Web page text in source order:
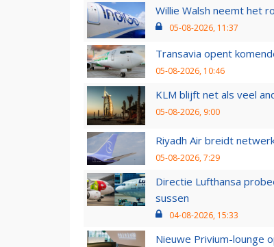
Willie Walsh neemt het
05-08-2026, 11:37
Transavia opent
05-08-2026, 10:46
KLM blijft net als veel
05-08-2026, 9:00
Riyadh Air breidt
05-08-2026, 7:29
Directie Lufthansa
sussen
04-08-2026, 15:33
Nieuwe Privium-lounge